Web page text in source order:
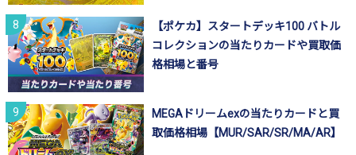
【ポケカ】スタートデッキ100 バトル
コレクションの当たりカードや買取価
格相場と番号
MEGAドリームexの当たりカードと買
取価格相場【MUR/SAR/SR/MA/AR】